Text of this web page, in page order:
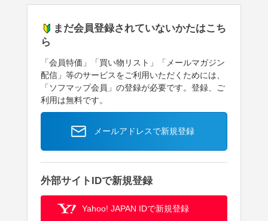
まだ会員登録されていないかたはこち
ら
「会員特価」「買い物リスト」「メールマガジン
配信」等のサービスをご利用いただくためには、
「ソフマップ会員」の登録が必要です。登録、ご
利用は無料です。
メールアドレスで新規登録
外部サイトIDで新規登録
Yahoo! JAPAN IDで新規登録